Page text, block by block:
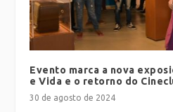
Evento marca a nova
e Vida e o retorno do
30 de agosto de 2024